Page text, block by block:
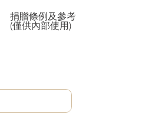
捐贈條例及參考
(僅供內部使用)